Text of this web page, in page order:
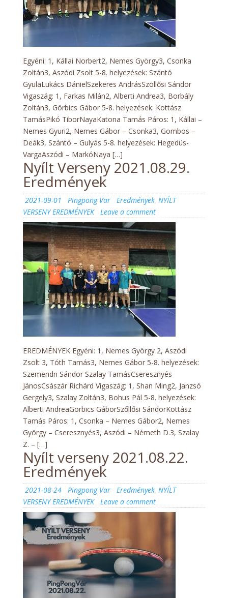
Egyéni: 1, Kállai Norbert2, Nemes György3, Csonka
Zoltán3, Aszódi Zsolt 5-8. helyezések: Szántó
GyulaLukács DánielSzekeres AndrásSzöllősi Sándor
Vigaszág: 1, Farkas Milán2, Alberti Andrea3, Borbály
Zoltán3, Görbics Gábor 5-8. helyezések: Kottász
TamásPikó TiborNayaKatona Tamás Páros: 1, Kállai –
Nemes Gyuri2, Nemes Gábor – Csonka3, Gombos –
Deák3, Szántó – Gulyás 5-8. helyezések: Hegedüs-
VargaAszódi – MarkóNaya […]
Nyílt Verseny 2021.08.29.
Eredmények
Posted
on
2021-09-01 Author
Pingpong Var Categories
Eredmények, NYÍLT
VERSENY EREDMÉNYEK
Leave a commenton
Nyílt
Verseny
2021.08.29.
Eredmények
EREDMÉNYEK Egyéni: 1, Nemes György 2, Aszódi
Zsolt 3, Tóth Tamás3, Nemes Gábor 5-8. helyezések:
Szemendri Sándor Szalay TamásCseresznyés
JánosCsászár Richárd Vigaszág: 1, Shan Ming2, Janzsó
Gergely3, Szalay Zoltán3, Bohus Pál 5-8. helyezések:
Alberti AndreaGörbics GáborSzőllősi SándorKottász
Tamás Páros: 1, Csonka – Nemes Gábor2, Nemes
György – Cseresznyés3, Aszódi – Németh D.3, Szalay
Z. – […]
Nyílt verseny 2021.08.22.
Eredmények
Posted
on
2021-08-24 Author
Pingpong Var Categories
Eredmények, NYÍLT
VERSENY EREDMÉNYEK
Leave a commenton
Nyílt